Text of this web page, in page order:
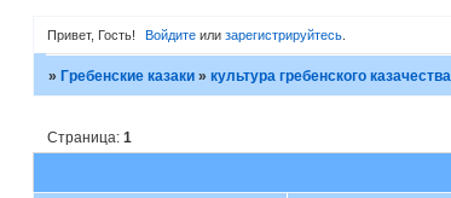
Привет, Гость! Войдите илизарегистрируйтесь
» Гребенские казаки » культура гребенского казачества
Страница: 1